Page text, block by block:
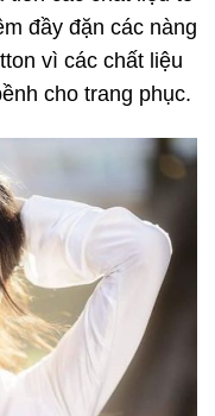
đầy đặn các nàng
vì các chất liệu
cho trang phục.